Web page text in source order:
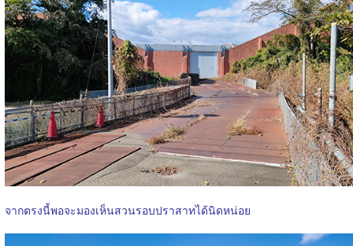
จากตรงนี้พอจะมองเห็นสวนรอบปราสาทได้นิดหน่อย